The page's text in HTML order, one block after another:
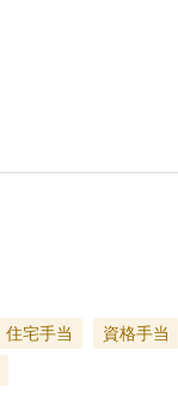
住宅手当 資格手当